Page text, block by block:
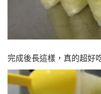
完成後長這樣，真的超好